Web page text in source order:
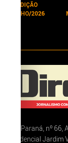
EDIÇÃO
JUNHO/2026
Rua Paraná, nº
Residencial